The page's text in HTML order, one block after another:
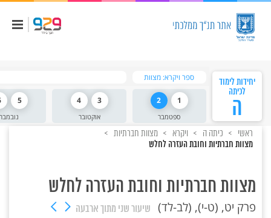
יחידות לימוד
לכיתה
ה
ספר ויקרא: מצוות
ספטמבר
1
2
אוקטובר
3
4
נובמבר
5
ראשי כיתה ה ויקרא מצוות חברתיות
מצוות חברתיות וחובת העזרה לחלש
מצוות חברתיות וחובת העזרה לחלש
פרק יט, (ט-י), (לב-לד) שיעור שני מתוך ארבעה